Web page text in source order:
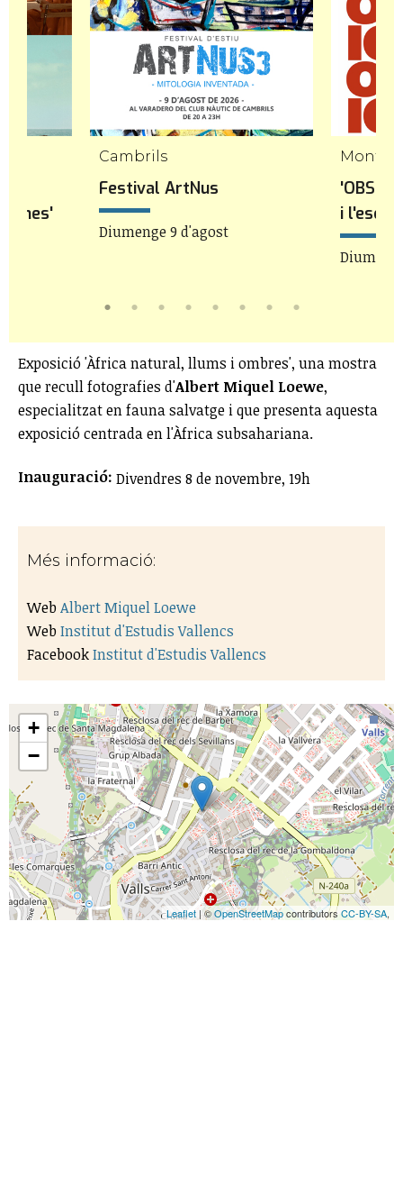
Cambrils
Festival ArtNus
Diumenge 9 d'agost
Mont-
i
Exposició 'Àfrica natural, llums i ombres', una mostra
que recull fotografies d'Albert Miquel Loewe,
especialitzat en fauna salvatge i que presenta aquesta
exposició centrada en l'Àfrica subsahariana.
Inauguració: Divendres 8 de novembre, 19h
Més informació:
WebAlbert Miquel Loewe
WebInstitut d'Estudis Vallencs
FacebookInstitut d'Estudis Vallencs
+
−
Leaflet | ©OpenStreetMapcontributors CC-BY-SA,